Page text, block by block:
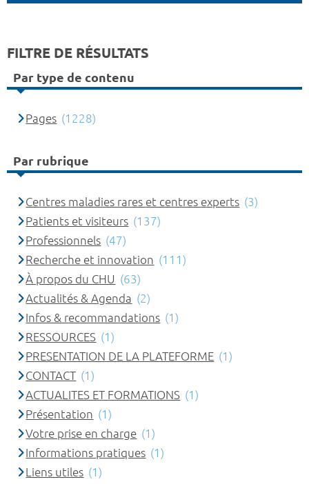
FILTRE DE RÉSULTATS
Par type de contenu
Pages (1228)
Par rubrique
Centres maladies rares et centres experts (3)
Patients et visiteurs (137)
Professionnels (47)
Recherche et innovation (111)
À propos du CHU (63)
Actualités & Agenda (2)
Infos & recommandations (1)
RESSOURCES (1)
PRESENTATION DE LA PLATEFORME (1)
CONTACT (1)
ACTUALITES ET FORMATIONS (1)
Présentation (1)
Votre prise en charge (1)
Informations pratiques (1)
Liens utiles (1)